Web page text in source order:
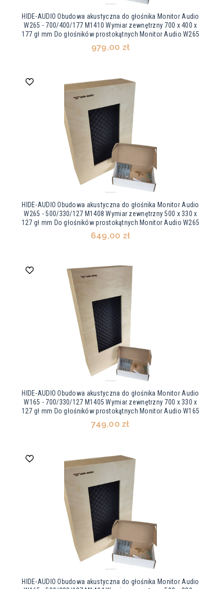
HIDE-AUDIO Obudowa akustyczna do głośnika Monitor Audio
W265 - 700/400/177 M1410 Wymiar zewnętrzny 700 x 400 x
177 gł mm Do głośników prostokątnych Monitor Audio W265
979,00 zł
HIDE-AUDIO Obudowa akustyczna do głośnika Monitor Audio
W265 - 500/330/127 M1408 Wymiar zewnętrzny 500 x 330 x
127 gł mm Do głośników prostokątnych Monitor Audio W265
649,00 zł
HIDE-AUDIO Obudowa akustyczna do głośnika Monitor Audio
W165 - 700/330/127 M1405 Wymiar zewnętrzny 700 x 330 x
127 gł mm Do głośników prostokątnych Monitor Audio W165
749,00 zł
HIDE-AUDIO Obudowa akustyczna do głośnika Monitor Audio